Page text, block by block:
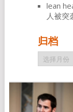
lean
人被突
归档
归
档